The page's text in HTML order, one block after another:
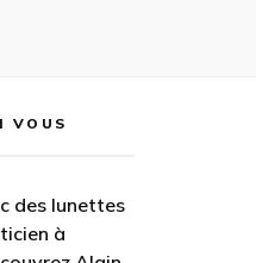
VOUS
des lunettes
à